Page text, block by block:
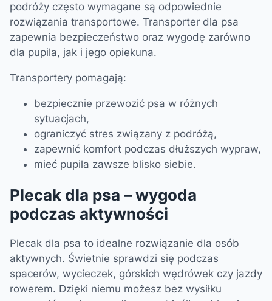
podróży często wymagane są odpowiednie
rozwiązania transportowe. Transporter dla psa
zapewnia bezpieczeństwo oraz wygodę zarówno
dla pupila, jak i jego opiekuna.
Transportery pomagają:
bezpiecznie przewozić psa w różnych
sytuacjach,
ograniczyć stres związany z podróżą,
zapewnić komfort podczas dłuższych wypraw,
mieć pupila zawsze blisko siebie.
Plecak dla psa – wygoda
podczas aktywności
Plecak dla psa to idealne rozwiązanie dla osób
aktywnych. Świetnie sprawdzi się podczas
spacerów, wycieczek, górskich wędrówek czy jazdy
rowerem. Dzięki niemu możesz bez wysiłku